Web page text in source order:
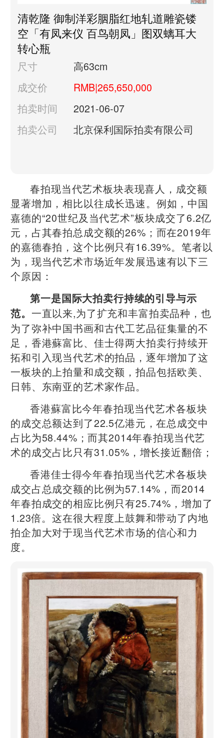
清乾隆 御制洋彩胭脂红地轧道雕瓷镂
空「有凤来仪 百鸟朝凤」图双螭耳大
转心瓶
尺寸
高63cm
成交价
RMB|265,650,000
拍卖时间
2021-06-07
拍卖公司
北京保利国际拍卖有限公司
春拍现当代艺术板块表现喜人，成交额
显著增加，相比以往成长迅速。例如，中国
嘉德的“20世纪及当代艺术”板块成交了6.2亿
元，占其春拍总成交额的26%；而在2019年
的嘉德春拍，这个比例只有16.39%。笔者以
为，现当代艺术市场近年发展迅速有以下三
个原因：
第一是国际大拍卖行持续的引导与示
范。 一直以来,为了扩充和丰富拍卖品种，也
为了弥补中国书画和古代工艺品征集量的不
足，香港蘇富比、佳士得两大拍卖行持续开
拓和引入现当代艺术的拍品，逐年增加了这
一板块的上拍量和成交额，拍品包括欧美、
日韩、东南亚的艺术家作品。
香港蘇富比今年春拍现当代艺术各板块
的成交总额达到了22.5亿港元，在总成交中
占比为58.44%；而其2014年春拍现当代艺
术的成交占比只有31.05%，增长接近翻倍；
香港佳士得今年春拍现当代艺术各板块
成交占总成交额的比例为57.14%，而2014
年春拍成交的相应比例只有25.74%，增加了
1.23倍。这在很大程度上鼓舞和带动了内地
拍企加大对于现当代艺术市场的信心和力
度。